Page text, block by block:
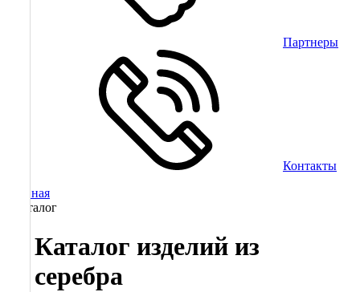
Партнеры
Контакты
Главная
Каталог
Каталог изделий из
серебра